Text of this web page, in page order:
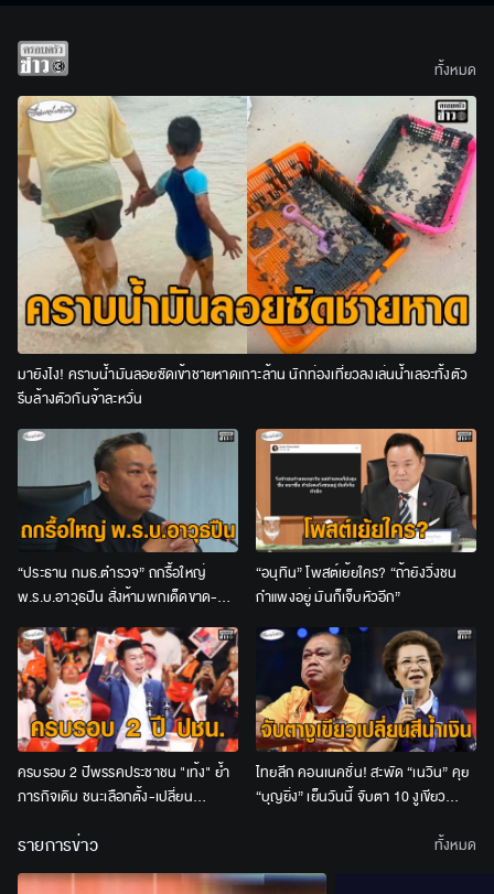
มายังไง! คราบน้ำมันลอยซัดเข้าชายหาดเกาะล้าน นักท่องเที่ยวลงเล่นน้ำเลอะทั้งตัว
รีบล้างตัวกันจ้าละหวั่น
“ประธาน กมธ.ตำรวจ” ถกรื้อใหญ่
พ.ร.บ.อาวุธปืน สั่งห้ามพกเด็ดขาด-
เจ้าของปืนต้องร่วมรับโทษด้วย
“อนุทิน” โพสต์เย้ยใคร? “ถ้ายังวิ่งชน
กำแพงอยู่ มันก็เจ็บหัวอีก”
ครบรอบ 2 ปีพรรคประชาชน "เท้ง" ย้ำ
ภารกิจเดิม ชนะเลือกตั้ง-เปลี่ยน
ไทยลีก คอนเนคชั่น! สะพัด “เนวิน” คุย
“บุญยิ่ง” เย็นวันนี้ จับตา 10 งูเขียว
ทั้งหมด
รายการข่าว ทั้งหมด